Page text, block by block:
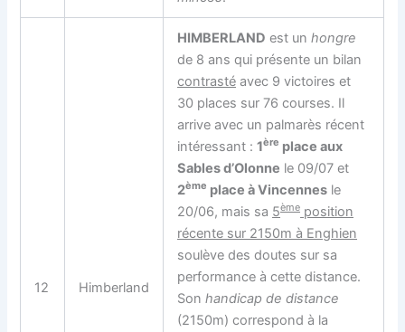
12 Himberland
HIMBERLAND est unhongre
de 8 ans qui présente un bilan
contrasté avec 9 victoires et
30 places sur 76 courses. Il
arrive avec un palmarès récent
intéressant :1ère place aux
Sables d’Olonne le 09/07 et
2ème place à Vincennes le
20/06, mais sa 5ème position
récente sur 2150m à Enghien
soulève des doutes sur sa
performance à cette distance.
Sonhandicap de distance
(2150m) correspond à la